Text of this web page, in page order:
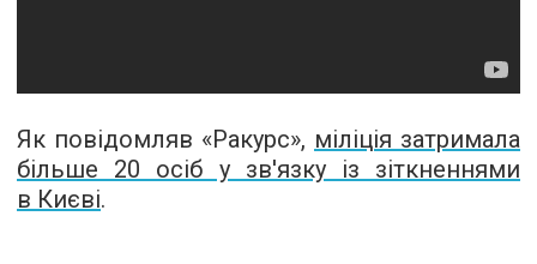
Як повідомляв «Ракурс», міліція затримала
більше 20 осіб у зв'язку із зіткненнями
в Києві.